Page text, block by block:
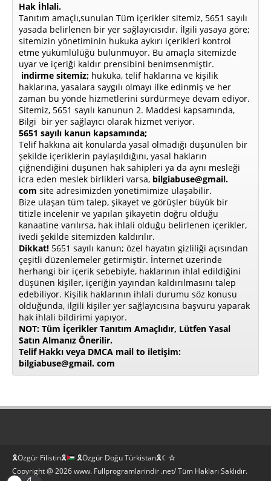
Hak İhlali.
Tanıtım amaçlı,sunulan Tüm içerikler sitemiz, 5651 sayılı
yasada belirlenen bir yer sağlayıcısıdır. İlgili yasaya göre;
sitemizin yönetiminin hukuka aykırı içerikleri kontrol
etme yükümlülüğü bulunmuyor. Bu amaçla sitemizde
uyar ve içeriği kaldır prensibini benimsenmiştir.
indirme sitemiz; hukuka, telif haklarına ve kişilik
haklarına, yasalara saygılı olmayı ilke edinmiş ve her
zaman bu yönde hizmetlerini sürdürmeye devam ediyor.
Sitemiz, 5651 sayılı kanunun 2. Maddesi kapsamında,
Bilgi bir yer sağlayıcı olarak hizmet veriyor.
5651 sayılı kanun kapsamında;
Telif hakkına ait konularda yasal olmadığı düşünülen bir
şekilde içeriklerin paylaşıldığını, yasal hakların
çiğnendiğini düşünen hak sahipleri ya da aynı mesleği
icra eden meslek birlikleri varsa, bilgiabuse@gmail.
com site adresimizden yönetimimize ulaşabilir.
Bize ulaşan tüm talep, şikayet ve görüşler büyük bir
titizle incelenir ve yapılan şikayetin doğru olduğu
kanaatine varılırsa, hak ihlali olduğu belirlenen içerikler,
ivedi şekilde sitemizden kaldırılır.
Dikkat! 5651 sayılı kanun; özel hayatın gizliliği açısından
çeşitli düzenlemeler getirmiştir. İnternet üzerinde
herhangi bir içerik sebebiyle, haklarının ihlal edildiğini
düşünen kişiler, içeriğin yayından kaldırılmasını talep
edebiliyor. Kişilik haklarının ihlali durumu söz konusu
olduğunda, ilgili kişiler yer sağlayıcısına başvuru yaparak
hak ihlali bildirimi yapıyor.
NOT: Tüm İçerikler Tanıtım Amaçlıdır, Lütfen Yasal
Satın Almanız Önerilir.
Telif Hakkı veya DMCA mail to iletişim:
bilgiabuse@gmail. com
🎗Özgür Filistin🎗
🎗Özgür Doğu Türkistan🎗☾☆
Copyright @ 2026 www. Fullprogramlarindir .net/ Tüm Hakları Saklıdır.